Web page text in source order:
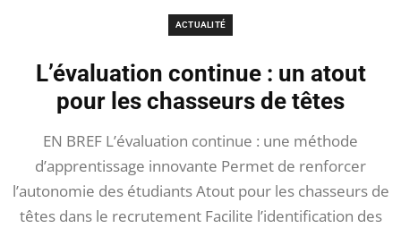
ACTUALITÉ
L’évaluation continue : un atout
pour les chasseurs de têtes
EN BREF L’évaluation continue : une méthode
d’apprentissage innovante Permet de renforcer
l’autonomie des étudiants Atout pour les chasseurs de
têtes dans le recrutement Facilite l’identification des